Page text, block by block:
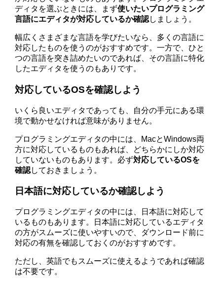
ディタを選ぶときには、まず使いたいプログラミング
言語にエディタが対応しているか確認しましょう。
幅広くさまざまな言語を学びたいなら、多くの言語に
対応したものを使うのがおすすめです。一方で、ひと
つの言語を突き詰めたいのであれば、その言語に特化
したエディタを使うのもありです。
対応しているOSを確認しよう
いくら良いエディタであっても、自分の手元にある環
境で動かせなければ意味がありません。
プログラミングエディタの中には、MacとWindows両
方に対応しているものもあれば、どちらかにしか対応
していないものもあります。必ず対応しているOSを
確認しておきましょう。
日本語に対応しているか確認しよう
プログラミングエディタの中には、日本語に対応して
いるものもあります。日本語に対応しているエディタ
の方がスムーズに使いやすいので、ダウンロード前に
対応の有無を確認しておくのがおすすめです。
ただし、英語でもスムーズに使えるようであれば確認
は不要です。